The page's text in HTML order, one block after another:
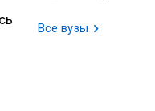
Все вузы